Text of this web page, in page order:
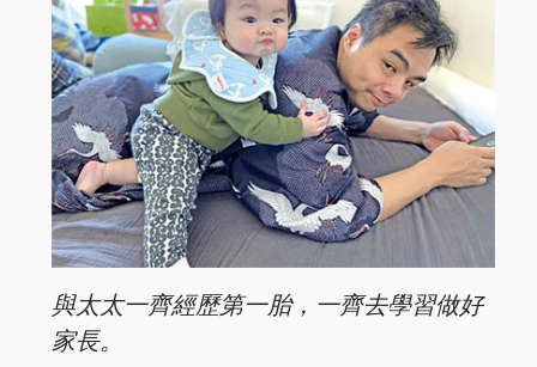
與太太一齊經歷第一胎，一齊去學習做好
家長。